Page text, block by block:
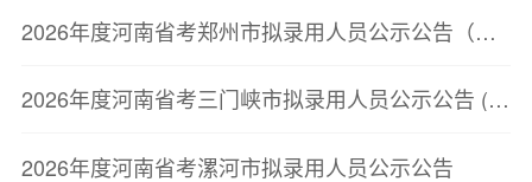
2026年度河南省考郑州市拟录用人员公示公告（第二批）
2026年度河南省考三门峡市拟录用人员公示公告 (第一批)
2026年度河南省考漯河市拟录用人员公示公告